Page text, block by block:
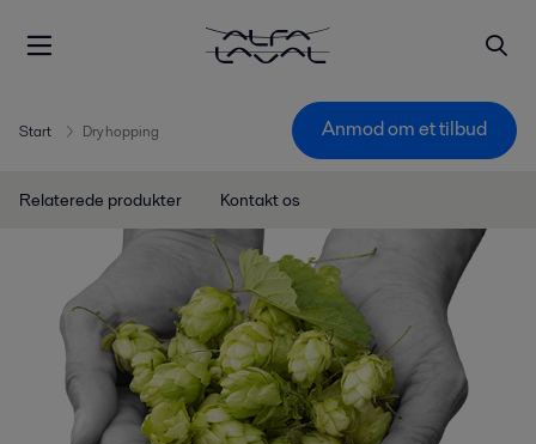
Start Dry hopping Anmod om et tilbud
Relaterede produkter Kontakt os